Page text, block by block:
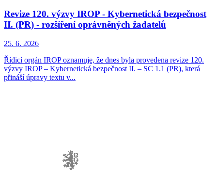
Revize 120. výzvy IROP - Kybernetická bezpečnost
II. (PR) - rozšíření oprávněných žadatelů
25. 6. 2026
Řídicí orgán IROP oznamuje, že dnes byla provedena revize 120.
výzvy IROP – Kybernetická bezpečnost II. – SC 1.1 (PR), která
přináší úpravy textu v...